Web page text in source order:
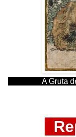
A Gruta de